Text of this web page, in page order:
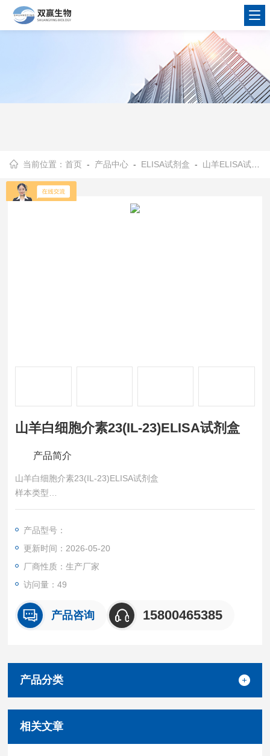
当前位置：首页 - 产品中心 - ELISA试剂盒 - 山羊ELISA试剂盒
山羊白细胞介素23(IL-23)ELISA试剂盒
产品简介
山羊白细胞介素23(IL-23)ELISA试剂盒
样本类型
血清、血浆或其他相关生物液体。
可检测样本中的：Goat Interleukin 23 (IL-23)，且与其它相关蛋
白无明显交叉反应
重复性
批内，批间差均<10%。
见说明书
产品型号：
更新时间：2026-05-20
厂商性质：生产厂家
访问量：49
产品咨询 15800465385
产品分类
相关文章